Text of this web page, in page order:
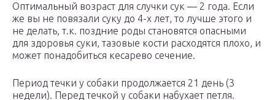
Оптимальный возраст для случки сук — 2 года. Если
же вы не повязали суку до 4-х лет, то лучше этого и
не делать, т.к. поздние роды становятся опасными
для здоровья суки, тазовые кости расходятся плохо, и
может понадобиться кесарево сечение.
Период течки у собаки продолжается 21 день (3
недели). Перед течкой у собаки набухает петля.